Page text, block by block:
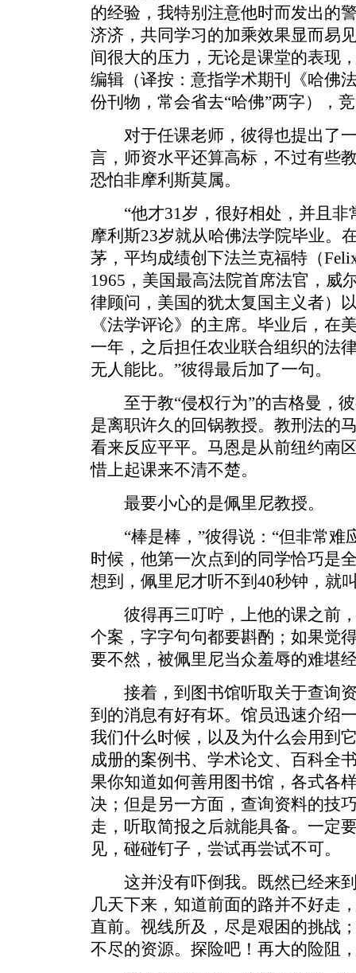
的经验，我特别注意他时而发出的
济济，共同学习的加乘效果显而易
间很大的压力，无论是课堂的表现
编辑（译按：意指学术期刊《哈佛
份刊物，常会省去“哈佛”两字），
对于任课老师，彼得也提出了一
言，师资水平还算高标，不过有些
恐怕非摩利斯莫属。
“他才31岁，很好相处，并且非
摩利斯23岁就从哈佛法学院毕业。
茅，平均成绩创下法兰克福特（
1965，美国最高法院首席法官，威
律顾问，美国的犹太复国主义者）
《法学评论》的主席。毕业后，在
一年，之后担任农业联合组织的法
无人能比。”彼得最后加了一句。
至于教“侵权行为”的吉格曼，彼
是离职许久的回锅教授。教刑法的
看来反应平平。马恩是从前纽约南
惜上起课来不清不楚。
最要小心的是佩里尼教授。
“棒是棒，”彼得说：“但非常难
时候，他第一次点到的同学恰巧是
想到，佩里尼才听不到40秒钟，就
彼得再三叮咛，上他的课之前，
个案，字字句句都要斟酌；如果觉
要不然，被佩里尼当众羞辱的难堪
接着，到图书馆听取关于查询资
到的消息有好有坏。馆员迅速介绍
我们什么时候，以及为什么会用到
成册的案例书、学术论文、百科全
果你知道如何善用图书馆，各式各
决；但是另一方面，查询资料的技
走，听取简报之后就能具备。一定
见，碰碰钉子，尝试再尝试不可。
这并没有吓倒我。既然已经来到
几天下来，知道前面的路并不好走
直前。视线所及，尽是艰困的挑战
不尽的资源。探险吧！再大的险阻